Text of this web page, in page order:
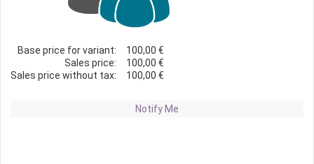
Base price for variant:
100,00 €
Sales price:
100,00 €
Sales price without tax:
100,00 €
Notify Me